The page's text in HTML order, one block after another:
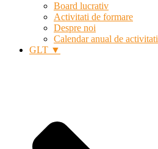
Board lucrativ
Activitati de formare
Despre noi
Calendar anual de activitati
GLT ▼